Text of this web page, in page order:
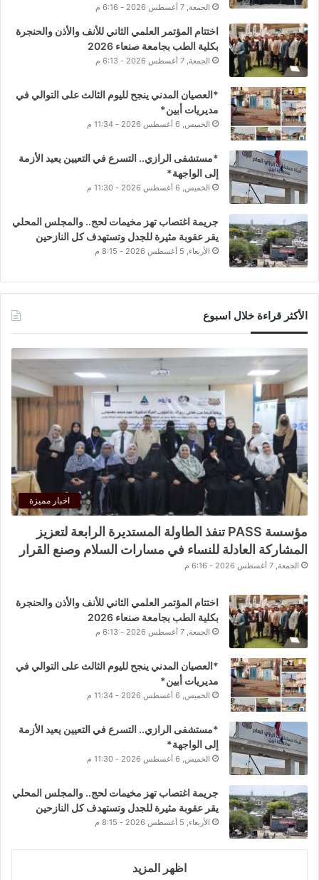
الجمعة, 7 أغسطس 2026 - 6:16 م
اختتام المؤتمر العلمي الثاني للأنف والأذن والحنجرة
بكلية الطب بجامعة صنعاء 2026
الجمعة, 7 أغسطس 2026 - 6:13 م
*العصيان المدني ينجح لليوم الثالث على التوالي في
مديريات أبين*
الخميس, 6 أغسطس 2026 - 11:34 م
*مستشفى الرازي.. التسرع في التعيين يعيد الأزمة
إلى الواجهة*
الخميس, 6 أغسطس 2026 - 11:30 م
جريمة اغتصاب تهز مخيمات لحج.. والمجلس المحلي
يقر عقوبة مثيرة للجدل وتستهدف كل النازحين
الأربعاء, 5 أغسطس 2026 - 8:15 م
الأكثر قراءة خلال اسبوع
اخبار مميزة
مؤسسة PASS تنفذ الطاولة المستديرة الرابعة لتعزيز
المشاركة العادلة للنساء في مسارات السلام وصنع القرار
الجمعة, 7 أغسطس 2026 - 6:16 م
اختتام المؤتمر العلمي الثاني للأنف والأذن والحنجرة
بكلية الطب بجامعة صنعاء 2026
الجمعة, 7 أغسطس 2026 - 6:13 م
*العصيان المدني ينجح لليوم الثالث على التوالي في
مديريات أبين*
الخميس, 6 أغسطس 2026 - 11:34 م
*مستشفى الرازي.. التسرع في التعيين يعيد الأزمة
إلى الواجهة*
الخميس, 6 أغسطس 2026 - 11:30 م
جريمة اغتصاب تهز مخيمات لحج.. والمجلس المحلي
يقر عقوبة مثيرة للجدل وتستهدف كل النازحين
الأربعاء, 5 أغسطس 2026 - 8:15 م
اظهر المزيد